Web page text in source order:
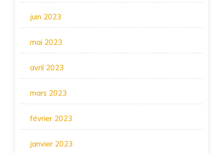
juin 2023
mai 2023
avril 2023
mars 2023
février 2023
janvier 2023